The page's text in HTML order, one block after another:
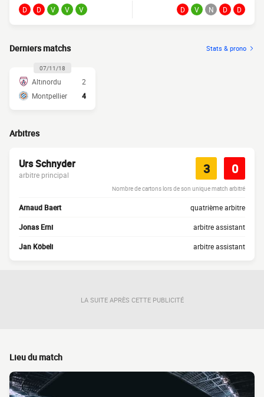
D D V V V D V N D D
Derniers matchs Stats & prono
07/11/18
Altınordu
2
Montpellier
4
Arbitres
Urs Schnyder
arbitre principal 3 0
Nombre de cartons lors de son unique match arbitré
Arnaud Baert quatrième arbitre
Jonas Erni arbitre assistant
Jan Köbeli arbitre assistant
LA SUITE APRÈS CETTE PUBLICITÉ
Lieu du match